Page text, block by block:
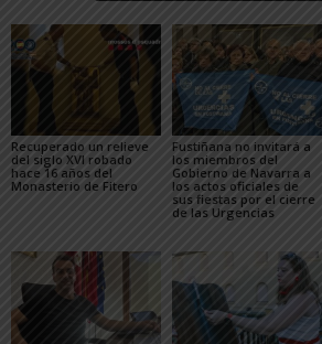
Recuperado un relieve
del siglo XVI robado
hace 16 años del
Monasterio de Fitero
Fustiñana no invitará a
los miembros del
Gobierno de Navarra a
los actos oficiales de
sus fiestas por el cierre
de las Urgencias